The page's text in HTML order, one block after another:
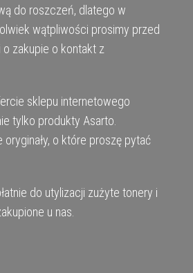
do roszczeń, dlatego w
wątpliwości prosimy przed
zakupie o kontakt z
sklepu internetowego
tylko produkty Asarto.
oryginały, o które proszę pytać
do utylizacji zużyte tonery i
u nas.